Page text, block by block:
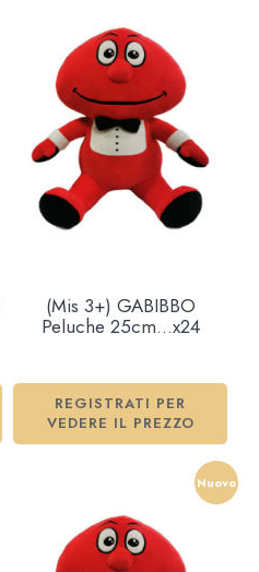
(Mis 3+) GABIBBO
Peluche 25cm…x24
REGISTRATI PER
VEDERE IL PREZZO
Nuovo